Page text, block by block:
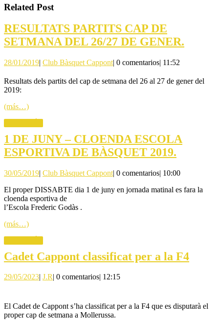
Related Post
RESULTATS PARTITS CAP DE
SETMANA DEL 26/27 DE GENER.
DE
28/01/201928/01/2019
| Club Bàsquet CappontClub
Cappont
| 0 comentarios| 11:52
Resultats dels partits del cap de setmana del 26 al 27 de gener del
2019:
(más…)
LEER
1 DE JUNY – CLOENDA ESCOLA
ESPORTIVA DE BÀSQUET 2019.
JUNY
–
30/05/201930/05/2019
| Club Bàsquet CappontClub
Cappont
| 0 comentarios| 10:00
El proper DISSABTE dia 1 de juny en jornada matinal es fara la
cloenda esportiva de
l’Escola Frederic Godàs .
(más…)
LEER
Cadet Cappont classificat per a la F4Cadet
a
29/05/202329/05/2023
| J.RJ.R
| 0 comentarios| 12:15
El Cadet de Cappont s’ha classificat per a la F4 que es disputarà el
proper cap de setmana a Mollerussa.